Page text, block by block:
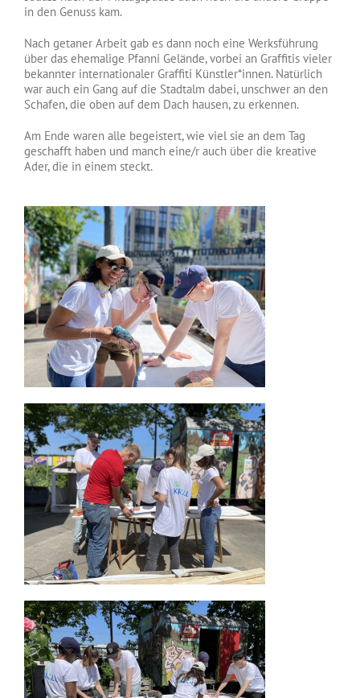
in den Genuss kam.
Nach getaner Arbeit gab es dann noch eine Werksführung
über das ehemalige Pfanni Gelände, vorbei an Graffitis vieler
bekannter internationaler Graffiti Künstler*innen. Natürlich
war auch ein Gang auf die Stadtalm dabei, unschwer an den
Schafen, die oben auf dem Dach hausen, zu erkennen.
Am Ende waren alle begeistert, wie viel sie an dem Tag
geschafft haben und manch eine/r auch über die kreative
Ader, die in einem steckt.